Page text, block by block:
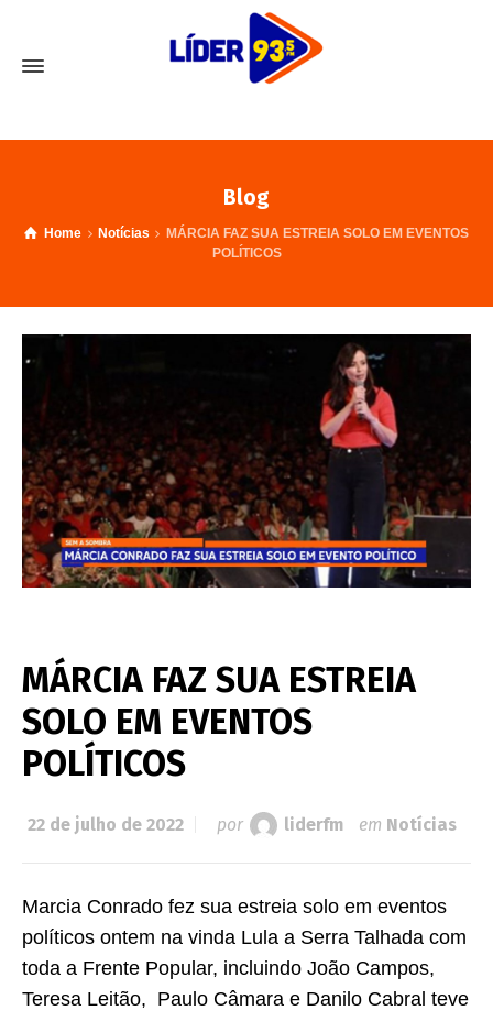
Blog
Home Notícias
MÁRCIA FAZ SUA ESTREIA SOLO EM EVENTOS
POLÍTICOS
MÁRCIA FAZ SUA ESTREIA
SOLO EM EVENTOS
POLÍTICOS
22 de julho de 2022 por liderfm em Notícias
Marcia Conrado fez sua estreia solo em eventos
políticos ontem na vinda Lula a Serra Talhada com
toda a Frente Popular, incluindo João Campos,
Teresa Leitão, Paulo Câmara e Danilo Cabral teve